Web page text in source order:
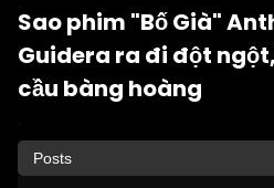
Sao phim "Bố Già"
Guidera ra đi đột
cầu bàng hoàng